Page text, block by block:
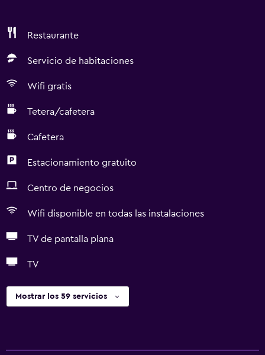
Restaurante
Servicio de habitaciones
Wifi gratis
Tetera/cafetera
Cafetera
Estacionamiento gratuito
Centro de negocios
Wifi disponible en todas las instalaciones
TV de pantalla plana
TV
Mostrar los 59 servicios